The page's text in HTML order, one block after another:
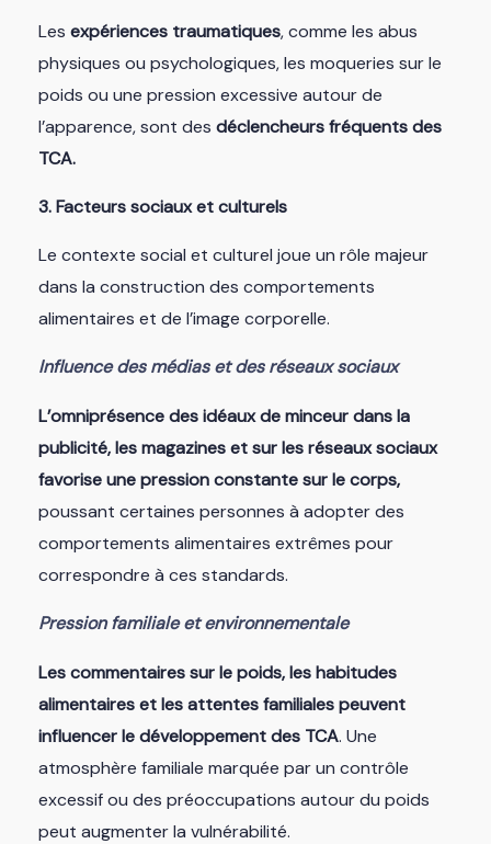
Les expériences traumatiques, comme les abus
physiques ou psychologiques, les moqueries sur le
poids ou une pression excessive autour de
l’apparence, sont des déclencheurs fréquents des
TCA.
3. Facteurs sociaux et culturels
Le contexte social et culturel joue un rôle majeur
dans la construction des comportements
alimentaires et de l’image corporelle.
Influence des médias et des réseaux sociaux
L’omniprésence des idéaux de minceur dans la
publicité, les magazines et sur les réseaux sociaux
favorise une pression constante sur le corps,
poussant certaines personnes à adopter des
comportements alimentaires extrêmes pour
correspondre à ces standards.
Pression familiale et environnementale
Les commentaires sur le poids, les habitudes
alimentaires et les attentes familiales peuvent
influencer le développement des TCA. Une
atmosphère familiale marquée par un contrôle
excessif ou des préoccupations autour du poids
peut augmenter la vulnérabilité.